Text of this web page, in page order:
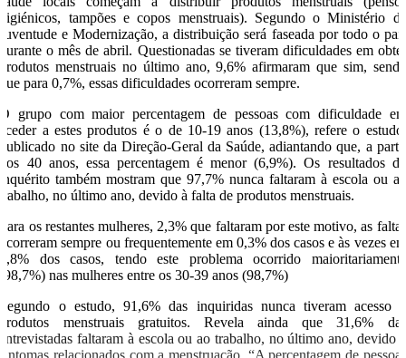
higiénicos, tampões e copos menstruais). Segundo o Ministério da
Juventude e Modernização, a distribuição será faseada por todo o país
durante o mês de abril. Questionadas se tiveram dificuldades em obter
produtos menstruais no último ano, 9,6% afirmaram que sim, sendo
que para 0,7%, essas dificuldades ocorreram sempre.
O grupo com maior percentagem de pessoas com dificuldade em
aceder a estes produtos é o de 10-19 anos (13,8%), refere o estudo,
publicado no site da Direção-Geral da Saúde, adiantando que, a partir
dos 40 anos, essa percentagem é menor (6,9%). Os resultados do
inquérito também mostram que 97,7% nunca faltaram à escola ou ao
trabalho, no último ano, devido à falta de produtos menstruais.
Para os restantes mulheres, 2,3% que faltaram por este motivo, as faltas
ocorreram sempre ou frequentemente em 0,3% dos casos e às vezes em
1,8% dos casos, tendo este problema ocorrido maioritariamente
(98,7%) nas mulheres entre os 30-39 anos (98,7%)
Segundo o estudo, 91,6% das inquiridas nunca tiveram acesso a
produtos menstruais gratuitos. Revela ainda que 31,6% das
entrevistadas faltaram à escola ou ao trabalho, no último ano, devido a
sintomas relacionados com a menstruação. “A percentagem de pessoas